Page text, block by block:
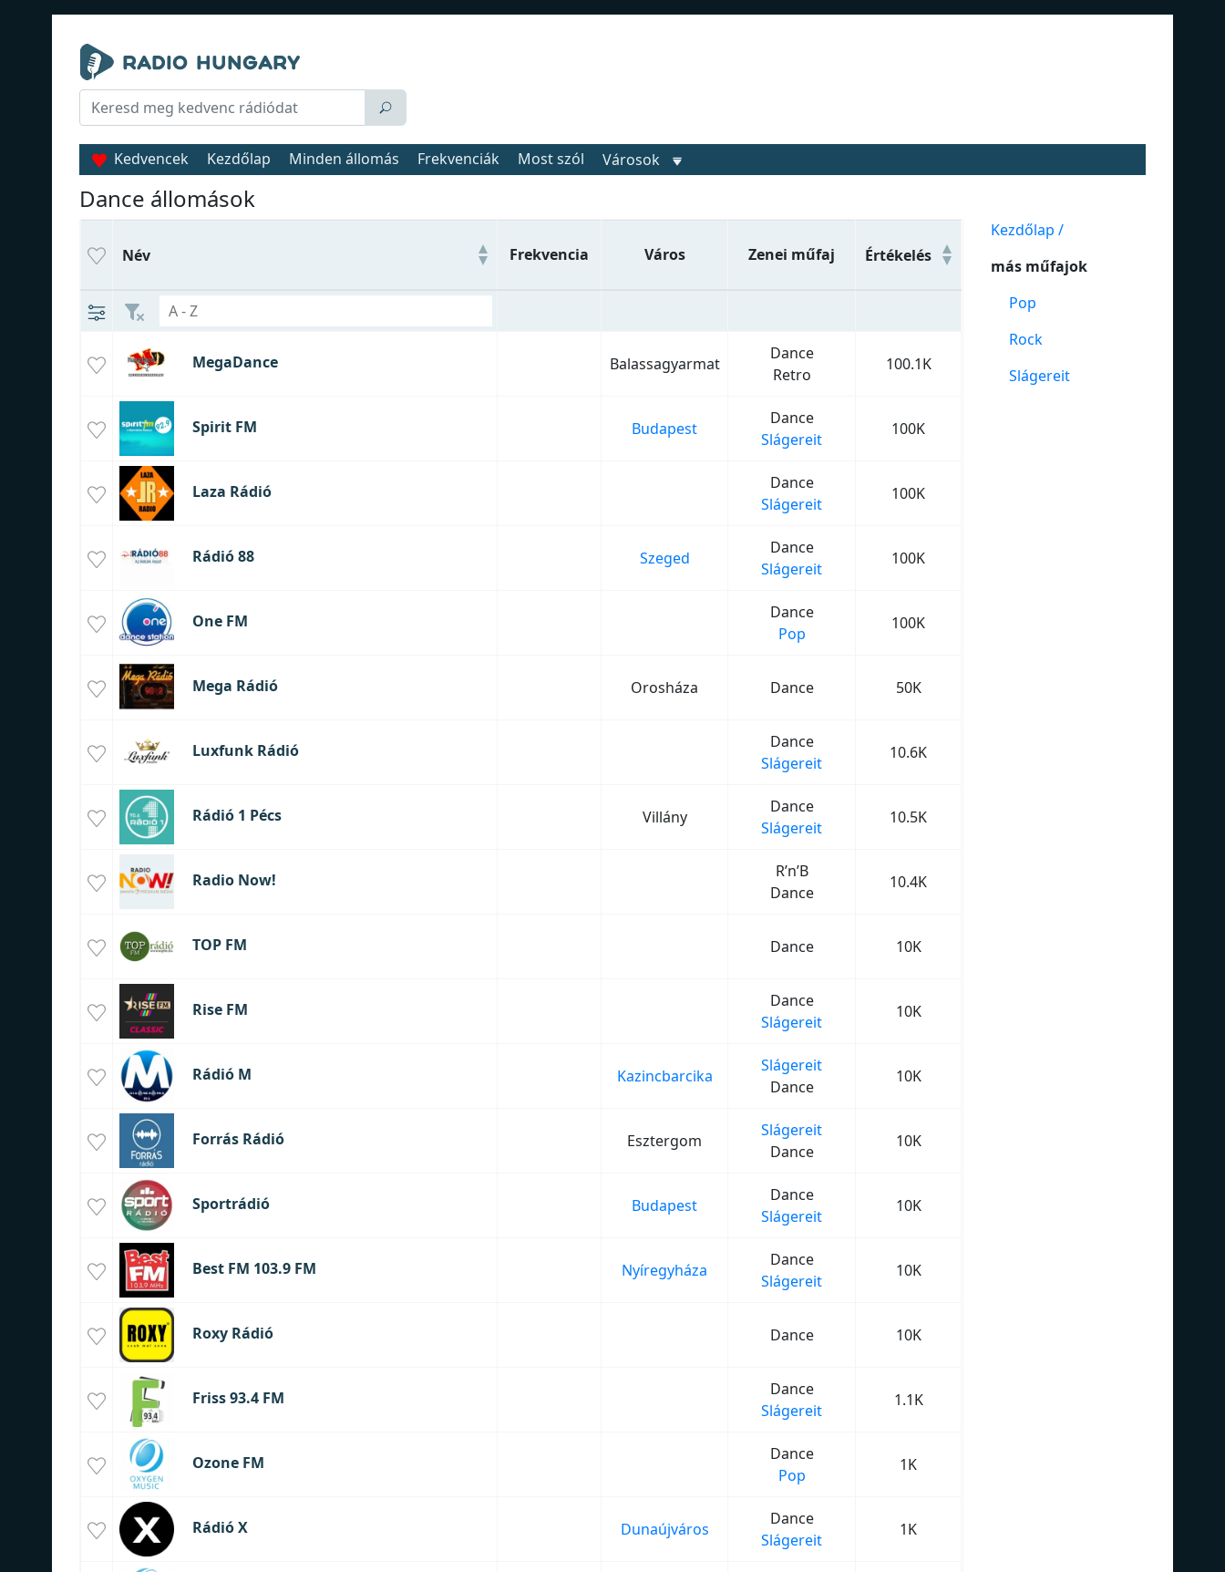
Kedvencek Kezdőlap Minden állomás Frekvenciák Most szól Városok
Dance állomások
Név Frekvencia Város Zenei műfaj Értékelés
MegaDance Balassagyarmat
Dance
Retro
100.1K
Spirit FM Budapest
Dance
Slágereit
100K
Laza Rádió
Dance
Slágereit
100K
Rádió 88 Szeged
Dance
Slágereit
100K
One FM
Dance
Pop
100K
Mega Rádió Orosháza Dance 50K
Luxfunk Rádió
Dance
Slágereit
10.6K
Rádió 1 Pécs Villány
Dance
Slágereit
10.5K
Radio Now!
R’n’B
Dance
10.4K
TOP FM Dance 10K
Rise FM
Dance
Slágereit
10K
Rádió M Kazincbarcika
Slágereit
Dance
10K
Forrás Rádió Esztergom
Slágereit
Dance
10K
Sportrádió Budapest
Dance
Slágereit
10K
Best FM 103.9 FM Nyíregyháza
Dance
Slágereit
10K
Roxy Rádió Dance 10K
Friss 93.4 FM
Dance
Slágereit
1.1K
Ozone FM
Dance
Pop
1K
Rádió X Dunaújváros
Dance
Slágereit
1K
Kezdőlap /
más műfajok
Pop
Rock
Slágereit